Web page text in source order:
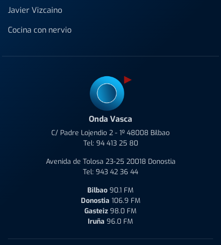
Javier Vizcaino
Cocina con nervio
Onda Vasca
C/ Padre Lojendio 2 - 1º 48008 Bilbao
Tel: 94 413 25 80
Avenida de Tolosa 23-25 20018 Donostia
Tel: 943 42 36 44
Bilbao 90.1 FM
Donostia 106.9 FM
Gasteiz 98.0 FM
Iruña 96.0 FM